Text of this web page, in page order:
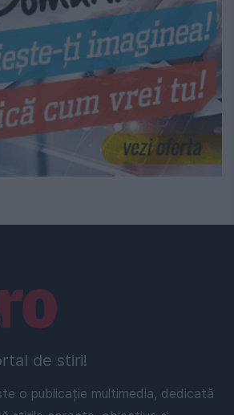
de stiri!
o publicație multimedia, dedicată